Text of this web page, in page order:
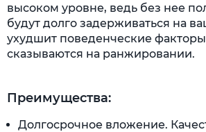
высоком уровне, ведь без нее
будут долго задерживаться на
ухудшит поведенческие
сказываются на ранжировании.
Преимущества:
Долгосрочное вложение.